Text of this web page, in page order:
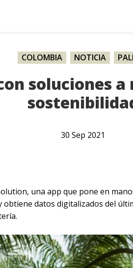
COLOMBIA NOTICIA
soluciones
30 Sep 2021
una app que pone en
datos digitalizados del